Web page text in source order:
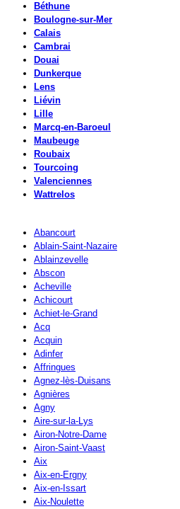
Béthune
Boulogne-sur-Mer
Calais
Cambrai
Douai
Dunkerque
Lens
Liévin
Lille
Marcq-en-Baroeul
Maubeuge
Roubaix
Tourcoing
Valenciennes
Wattrelos
Abancourt
Ablain-Saint-Nazaire
Ablainzevelle
Abscon
Acheville
Achicourt
Achiet-le-Grand
Acq
Acquin
Adinfer
Affringues
Agnez-lès-Duisans
Agnières
Agny
Aire-sur-la-Lys
Airon-Notre-Dame
Airon-Saint-Vaast
Aix
Aix-en-Ergny
Aix-en-Issart
Aix-Noulette